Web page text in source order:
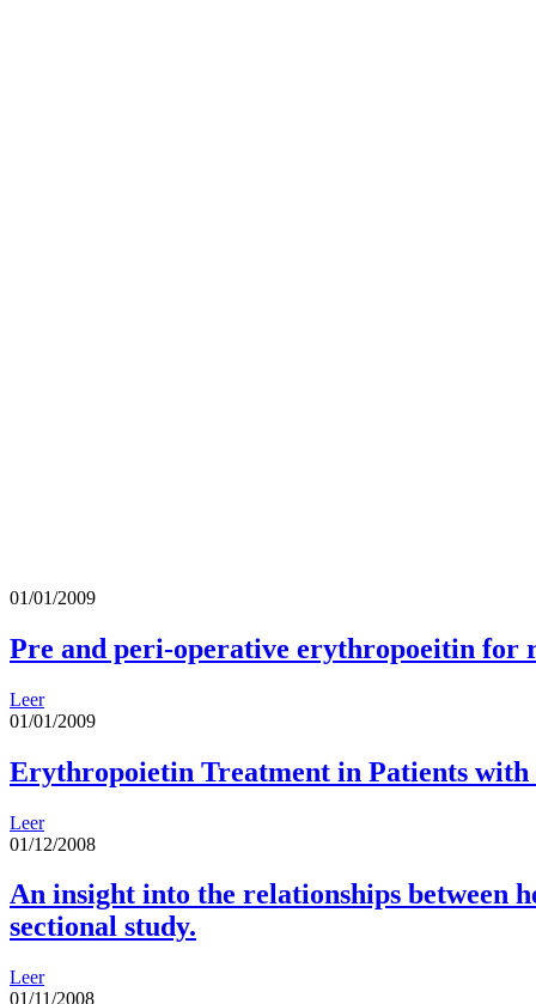
01/01/2009
Pre and peri-operative erythropoeitin for
Leer
01/01/2009
Erythropoietin Treatment in Patients
Leer
01/12/2008
An insight into the relationships between
sectional study.
Leer
01/11/2008